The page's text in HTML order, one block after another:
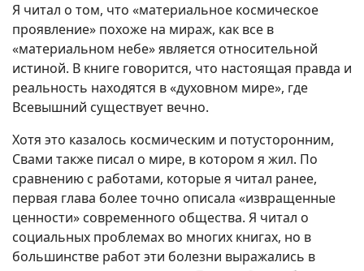
Я читал о том, что «материальное космическое
проявление» похоже на мираж, как все в
«материальном небе» является относительной
истиной. В книге говорится, что настоящая правда и
реальность находятся в «духовном мире», где
Всевышний существует вечно.
Хотя это казалось космическим и потусторонним,
Свами также писал о мире, в котором я жил. По
сравнению с работами, которые я читал ранее,
первая глава более точно описала «извращенные
ценности» современного общества. Я читал о
социальных проблемах во многих книгах, но в
большинстве работ эти болезни выражались в